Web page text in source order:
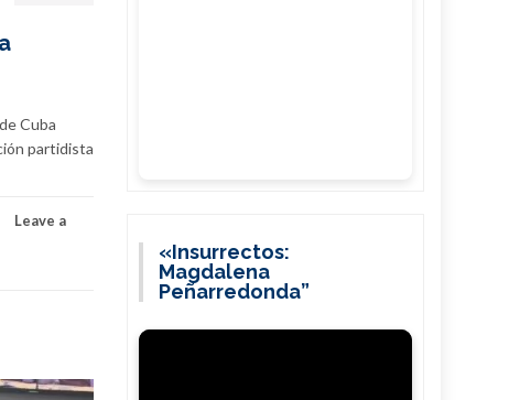
Cuba
partidista
Leave a
«Insurrectos:
Magdalena
Peñarredonda”